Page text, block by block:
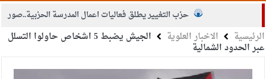
حزب التغيير يطلق فعاليات اعمال المدرسة الحزبية..صور
الجيش يفتح باب التجنيد لحملة البكالوريوس في الحقوق والقانون
الرئيسية الاخبار العلوية الجيش يضبط 5 اشخاص حاولوا التسلل
عبر الحدود الشمالية